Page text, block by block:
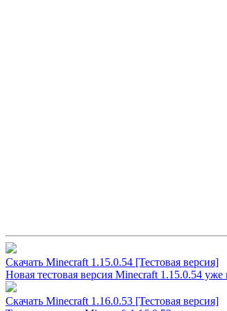
Скачать Minecraft 1.15.0.54 [Тестовая версия]
Новая тестовая версия Minecraft 1.15.0.54
Скачать Minecraft 1.16.0.53 [Тестовая версия]